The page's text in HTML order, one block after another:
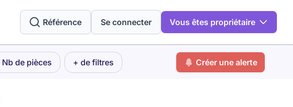
Référence Se connecter Vous êtes propriétaire
Nb de pièces + de filtres Créer une alerte